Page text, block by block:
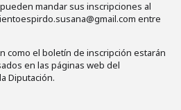
mandar sus inscripciones al
entre
como el boletín de inscripción estarán
en las páginas web del
Diputación.